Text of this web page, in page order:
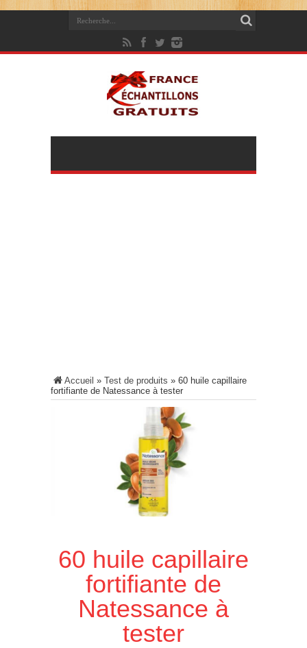
Accueil » Test de produits » 60 huile capillaire
fortifiante de Natessance à tester
60 huile capillaire
fortifiante de
Natessance à
tester